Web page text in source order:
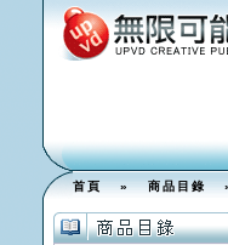
首頁»商品目錄